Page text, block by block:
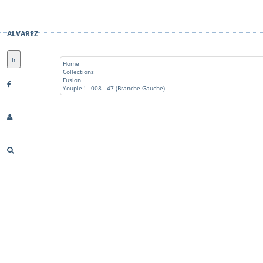
ALVAREZ
fr
Home
Collections
Fusion
Youpie ! - 008 - 47 (Branche Gauche)